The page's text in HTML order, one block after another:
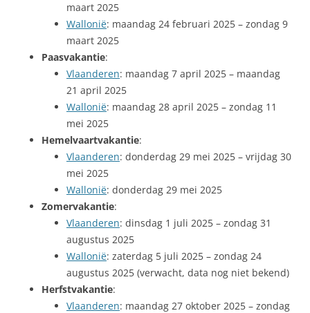
maart 2025
Wallonië: maandag 24 februari 2025 – zondag 9
maart 2025
Paasvakantie:
Vlaanderen: maandag 7 april 2025 – maandag
21 april 2025
Wallonië: maandag 28 april 2025 – zondag 11
mei 2025
Hemelvaartvakantie:
Vlaanderen: donderdag 29 mei 2025 – vrijdag 30
mei 2025
Wallonië: donderdag 29 mei 2025
Zomervakantie:
Vlaanderen: dinsdag 1 juli 2025 – zondag 31
augustus 2025
Wallonië: zaterdag 5 juli 2025 – zondag 24
augustus 2025 (verwacht, data nog niet bekend)
Herfstvakantie:
Vlaanderen: maandag 27 oktober 2025 – zondag